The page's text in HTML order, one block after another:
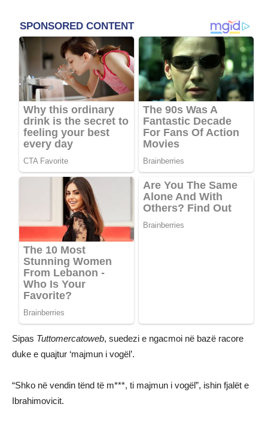
Sipas Tuttomercatoweb, suedezi e ngacmoi në bazë racore
duke e quajtur ‘majmun i vogël’.
“Shko në vendin tënd të m***, ti majmun i vogël”, ishin fjalët e
Ibrahimovicit.